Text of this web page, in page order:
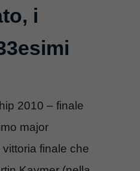
i
2010 – finale
major
finale che